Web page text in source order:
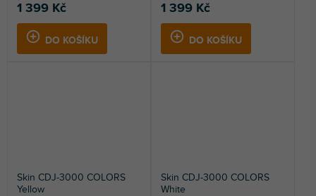
1 399 Kč
DO KOŠÍKU
1 399 Kč
DO KOŠÍKU
Skin CDJ-3000 COLORS
Yellow
Skin CDJ-3000 COLORS
White